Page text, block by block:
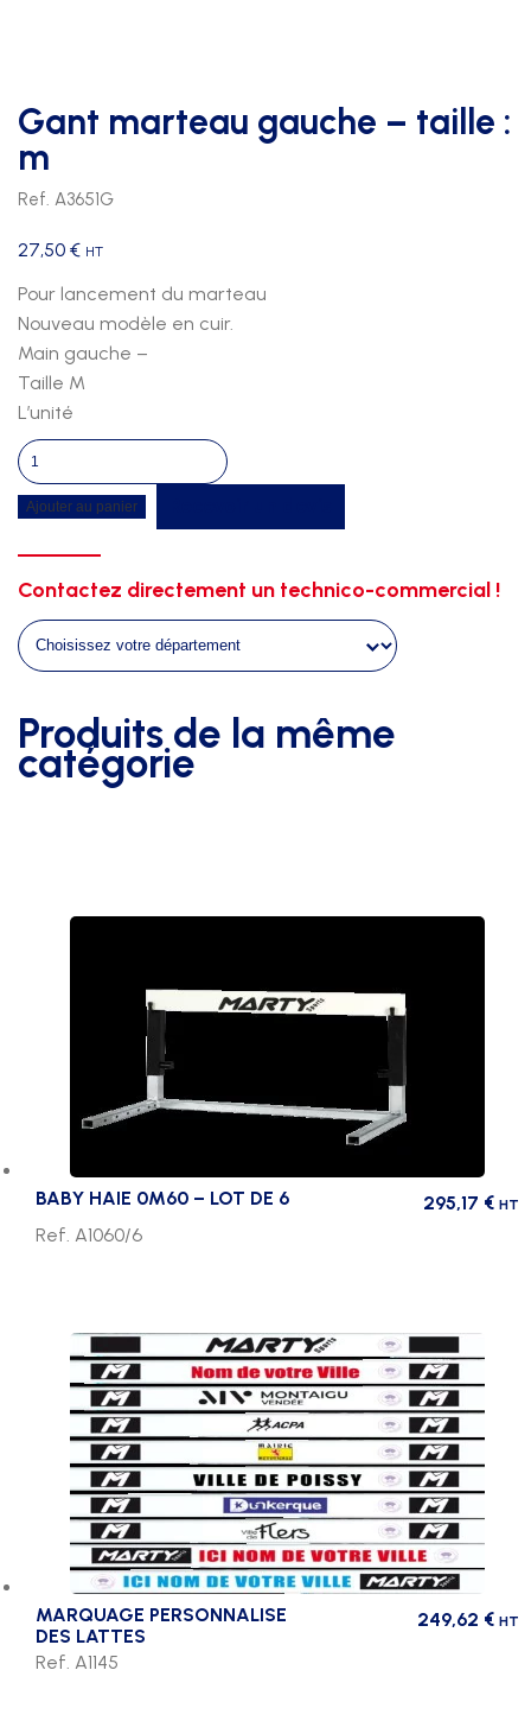
Gant marteau gauche – taille :
m
Ref. A3651G
27,50 € HT
Pour lancement du marteau
Nouveau modèle en cuir.
Main gauche –
Taille M
L’unité
quantité
de
Gant
-
taille
:
Ajouter au panier
Contactez directement un technico-commercial !
Produits de la même
catégorie
BABY HAIE 0M60 – LOT DE 6 295,17 € HT
Ref. A1060/6
MARQUAGE PERSONNALISE
DES LATTES
249,62 € HT
Ref. A1145